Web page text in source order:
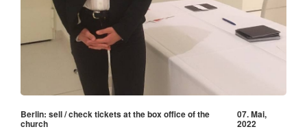
Berlin: sell / check tickets at the box office of the
church
07. Mai,
2022